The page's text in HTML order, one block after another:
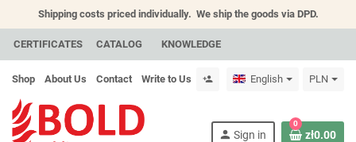
Shipping costs priced individually. We ship the goods via DPD.
CERTIFICATES CATALOG KNOWLEDGE
Shop About Us Contact Write to Us person_add English PLN
person Sign in
0
zł0.00